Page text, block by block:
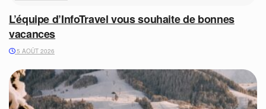
L’équipe d’InfoTravel vous souhaite de bonnes
vacances
5 AOÛT 2026